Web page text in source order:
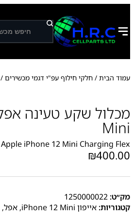
ח
י
פ
עמוד הבית / חלקי חילוף עפ"י דגמי מכשירים /
Mini
Apple iPhone 12 Mini Charging Flex
₪400.00
מק״ט: 1250000022
קטגוריות: אייפון iPhone 12 Mini , אפל,